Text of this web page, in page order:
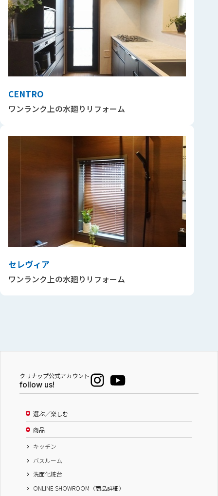
CENTRO
ワンランク上の水廻りリフォーム
セレヴィア
ワンランク上の水廻りリフォーム
クリナップ公式アカウント
follow us!
選ぶ／楽しむ
商品
キッチン
バスルーム
洗面化粧台
ONLINE SHOWROOM（商品詳細）